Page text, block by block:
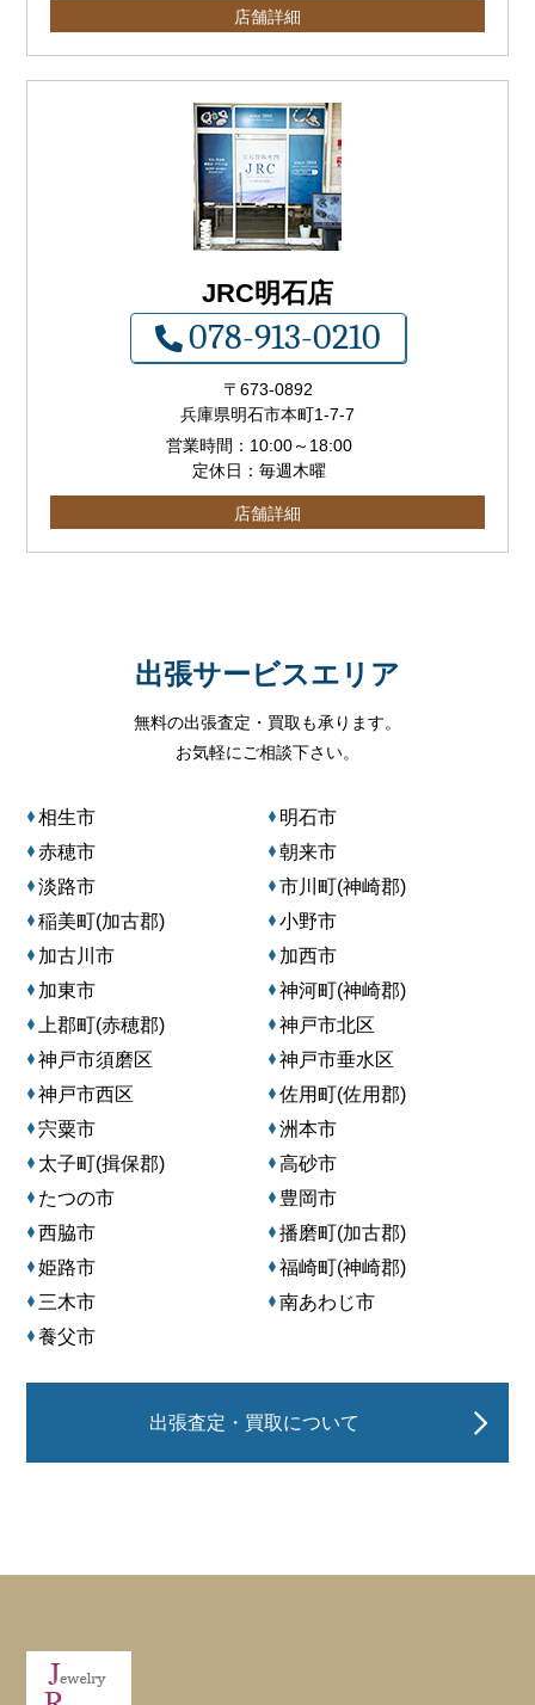
店舗詳細
JRC明石店
078-913-0210
〒673-0892
兵庫県明石市本町1-7-7
営業時間： 10:00～ 18:00
定休日：毎週木曜
店舗詳細
出張サービスエリア
無料の出張査定・買取も承ります。
お気軽にご相談下さい。
相生市
明石市
赤穂市
朝来市
淡路市
市川町(神崎郡)
稲美町(加古郡)
小野市
加古川市
加西市
加東市
神河町(神崎郡)
上郡町(赤穂郡)
神戸市北区
神戸市須磨区
神戸市垂水区
神戸市西区
佐用町(佐用郡)
宍粟市
洲本市
太子町(揖保郡)
高砂市
たつの市
豊岡市
西脇市
播磨町(加古郡)
姫路市
福崎町(神崎郡)
三木市
南あわじ市
養父市
出張査定・買取について